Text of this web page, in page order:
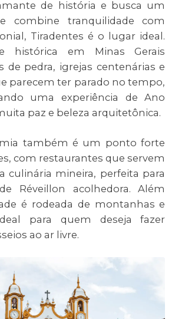
de história e busca um
combine tranquilidade com
Tiradentes é o lugar ideal.
histórica em Minas Gerais
de pedra, igrejas centenárias e
parecem ter parado no tempo,
uma experiência de Ano
paz e beleza arquitetônica.
também é um ponto forte
com restaurantes que servem
culinária mineira, perfeita para
Réveillon acolhedora. Além
é rodeada de montanhas e
para quem deseja fazer
ao ar livre.